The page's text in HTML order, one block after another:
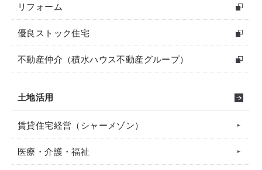
リフォーム
優良ストック住宅
不動産仲介（積水ハウス不動産グループ）
土地活用
賃貸住宅経営（シャーメゾン）
医療・介護・福祉